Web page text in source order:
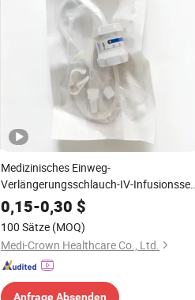
Medizinisches Einweg-
Verlängerungsschlauch-IV-Infusionsset
mit Durchflussregler
0,15-0,30 $
100 Sätze (MOQ)
Medi-Crown Healthcare Co., Ltd.
Anfrage Absenden